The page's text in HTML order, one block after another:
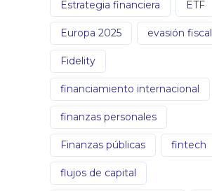
Estrategia financiera ETF
Europa 2025 evasión fiscal
Fidelity
financiamiento internacional
finanzas personales
Finanzas públicas fintech
flujos de capital